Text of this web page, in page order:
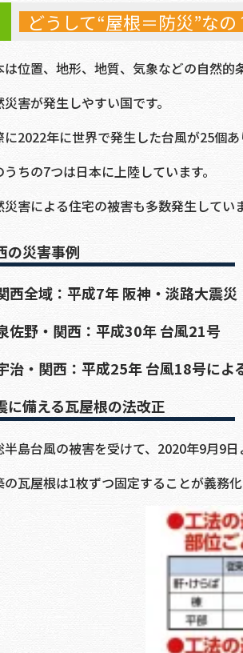
どうして“屋根＝防災”なの
は位置、地形、地質、気象などの自然的
害が発生しやすい国です。
に2022年に世界で発生した台風が25個あ
うちの7つは日本に上陸しています。
災害による住宅の被害も多数発生していま
の災害事例
西全域：平成7年 阪神・淡路大震災
佐野・関西：平成30年 台風21号
治・関西：平成25年 台風18号によ
に備える瓦屋根の法改正
半島台風の被害を受けて、2020年9月9日
の瓦屋根は1枚ずつ固定することが義務化